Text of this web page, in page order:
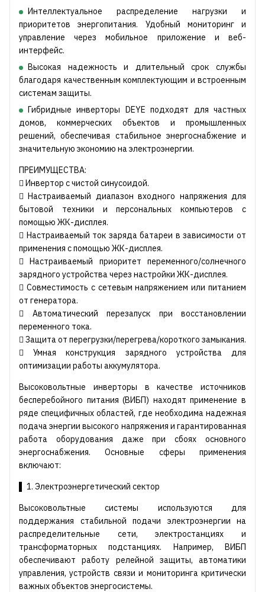
Интеллектуальное распределение нагрузки и
приоритетов энергопитания. Удобный мониторинг и
управление через мобильное приложение и веб-
интерфейс.
Высокая надежность и длительный срок службы
благодаря качественным комплектующим и встроенным
системам защиты.
Гибридные инверторы DEYE подходят для частных
домов, коммерческих объектов и промышленных
решений, обеспечивая стабильное энергоснабжение и
значительную экономию на электроэнергии.
ПРЕИМУЩЕСТВА:
 Инвертор с чистой синусоидой.
 Настраиваемый диапазон входного напряжения для
бытовой техники и персональных компьютеров с
помощью ЖК-дисплея.
 Настраиваемый ток заряда батареи в зависимости от
применения с помощью ЖК-дисплея.
 Настраиваемый приоритет переменного/солнечного
зарядного устройства через настройки ЖК-дисплея.
 Совместимость с сетевым напряжением или питанием
от генератора.
 Автоматический перезапуск при восстановлении
переменного тока.
 Защита от перегрузки/перегрева/короткого замыкания.
 Умная конструкция зарядного устройства для
оптимизации работы аккумулятора.
Высоковольтные инверторы в качестве источников
бесперебойного питания (ВИБП) находят применение в
ряде специфичных областей, где необходима надежная
подача энергии высокого напряжения и гарантированная
работа оборудования даже при сбоях основного
энергоснабжения. Основные сферы применения
включают:
▌ 1. Электроэнергетический сектор
Высоковольтные системы используются для
поддержания стабильной подачи электроэнергии на
распределительные сети, электростанциях и
трансформаторных подстанциях. Например, ВИБП
обеспечивают работу релейной защиты, автоматики
управления, устройств связи и мониторинга критически
важных объектов энергосистемы.